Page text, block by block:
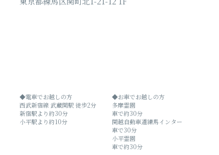
◆電車でお越しの方
西武新宿線 武蔵関駅 徒歩2分
新宿駅より約30分
小平駅より約10分
◆お車でお越しの方
多摩霊園
車で約30分
関越自動車道練馬インター
車で30分
小平霊園
車で約30分